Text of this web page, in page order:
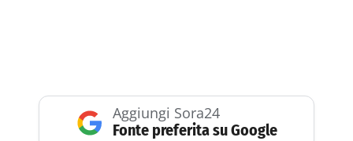
Aggiungi Sora24
Fonte preferita su Google